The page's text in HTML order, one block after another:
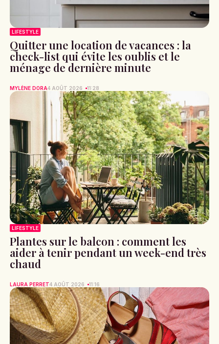
LIFESTYLE
Quitter une location de vacances : la
check-list qui évite les oublis et le
ménage de dernière minute
MYLÈNE DORA4 AOÛT 2026 11:28
LIFESTYLE
Plantes sur le balcon : comment les
aider à tenir pendant un week-end très
chaud
LAURA PERRET4 AOÛT 2026 11:16